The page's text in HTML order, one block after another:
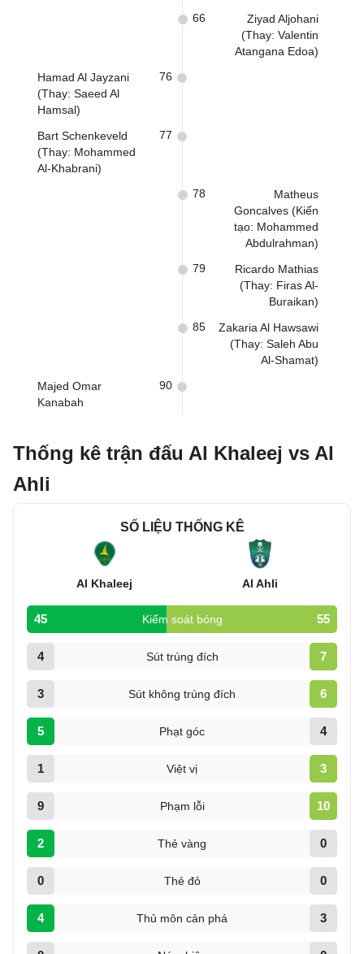
Ziyad Aljohani
(Thay: Valentin
Atangana Edoa)
66
Hamad Al Jayzani
(Thay: Saeed Al
Hamsal)
76
Bart Schenkeveld
(Thay: Mohammed
Al-Khabrani)
77
Matheus
Goncalves (Kiến
tạo: Mohammed
Abdulrahman)
78
Ricardo Mathias
(Thay: Firas Al-
Buraikan)
79
Zakaria Al Hawsawi
(Thay: Saleh Abu
Al-Shamat)
85
Majed Omar
Kanabah
90
Thống kê trận đấu Al Khaleej vs Al
Ahli
SỐ LIỆU THỐNG KÊ
Al Khaleej Al Ahli
45 Kiểm soát bóng 55
4 Sút trúng đích 7
3 Sút không trúng đích 6
5 Phạt góc 4
1 Việt vị 3
9 Phạm lỗi 10
2 Thẻ vàng 0
0 Thẻ đỏ 0
4 Thủ môn cản phá 3